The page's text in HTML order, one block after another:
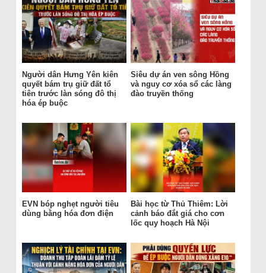
Người dân Hưng Yên kiên
quyết bám trụ giữ đất tổ
tiên trước làn sóng đô thị
hóa ép buộc
Siêu dự án ven sông Hồng
và nguy cơ xóa sổ các làng
đào truyền thống
EVN bóp nghẹt người tiêu
dùng bằng hóa đơn điện
Bài học từ Thủ Thiêm: Lời
cảnh báo đắt giá cho cơn
lốc quy hoạch Hà Nội